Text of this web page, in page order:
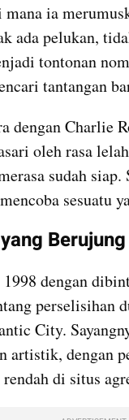
ia
ada pelukan,
tontonan
tantangan
dengan Charlie
oleh rasa
sudah
sesuatu
dengan
perselisihan
City.
artistik, dengan
di situs